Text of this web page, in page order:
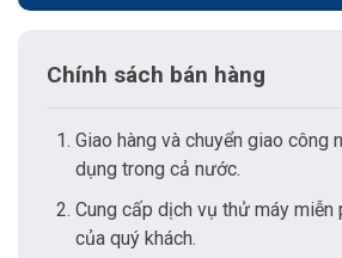
Chính sách bán hàng
Giao hàng và chuyển giao công
dụng trong cả nước.
Cung cấp dịch vụ thử máy miễn
của quý khách.